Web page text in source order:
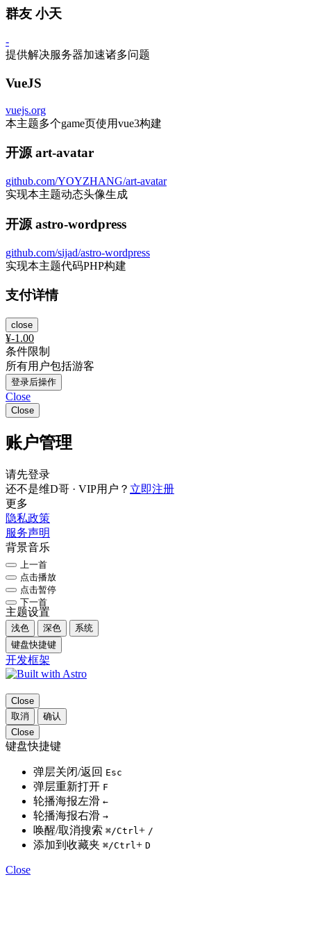
群友 小天
-
提供解决服务器加速诸多问题
VueJS
vuejs.org
本主题多个game页使用vue3构建
开源 art-avatar
github.com/YOYZHANG/art-avatar
实现本主题动态头像生成
开源 astro-wordpress
github.com/sijad/astro-wordpress
实现本主题代码PHP构建
支付详情
close
¥-1.00
条件限制
所有用户包括游客
登录后操作
Close
Close
账户管理
请先登录
还不是维D哥 · VIP用户？ 立即注册
更多
隐私政策
服务声明
背景音乐
上一首
点击播放
点击暂停
下一首
主题设置
浅色 深色
系统
键盘快捷键
开发框架
Close
取消
确认
Close
键盘快捷键
弹层关闭/返回 Esc
弹层重新打开 F
轮播海报左滑 ←
轮播海报右滑 →
唤醒/取消搜索 ⌘/Ctrl + /
添加到收藏夹 ⌘/Ctrl + D
Close